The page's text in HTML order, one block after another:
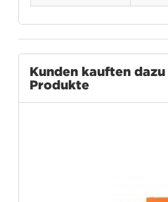
Kunden kauften
Produkte